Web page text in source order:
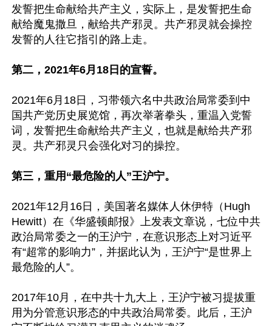
发誓把生命献给共产主义，实际上，是发誓把生命
献给魔鬼撒旦，献给共产邪灵。共产邪灵就会操控
发誓的人往它指引的路上走。
第二，2021年6月18日的宣誓。
2021年6月18日，习带领六名中共政治局常委到中
国共产党历史展览馆，再次举著拳头，重温入党誓
词，发誓把生命献给共产主义，也就是献给共产邪
灵。共产邪灵只会强化对习的操控。
第三，重用“最危险的人”王沪宁。
2021年12月16日，美国著名媒体人休伊特（Hugh
Hewitt）在《华盛顿邮报》上发表文章说，七位中共
政治局常委之一的王沪宁，在意识形态上对习近平
有“超常的影响力”，并据此认为，王沪宁“是世界上
最危险的人”。
2017年10月，在中共十九大上，王沪宁被习提拔重
用为分管意识形态的中共政治局常委。此后，王沪